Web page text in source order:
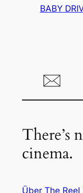
BABY
There’s
cinema.
Über The